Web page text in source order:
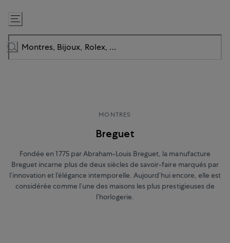
Passer
au
contenu
MONTRES
Breguet
Fondée en 1775 par Abraham-Louis Breguet, la manufacture
Breguet incarne plus de deux siècles de savoir-faire marqués par
l’innovation et l’élégance intemporelle. Aujourd’hui encore, elle est
considérée comme l’une des maisons les plus prestigieuses de
l’horlogerie.